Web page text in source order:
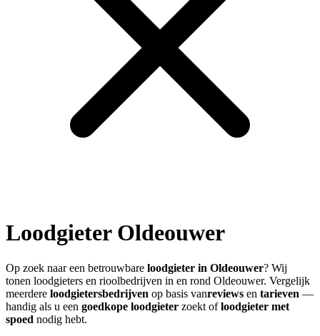
Loodgieter Oldeouwer
Op zoek naar een betrouwbare loodgieter in Oldeouwer? Wij
tonen loodgieters en rioolbedrijven in en rond Oldeouwer. Vergelijk
meerdere loodgietersbedrijven op basis vanreviews en tarieven —
handig als u een goedkope loodgieter zoekt ofloodgieter met
spoed nodig hebt.